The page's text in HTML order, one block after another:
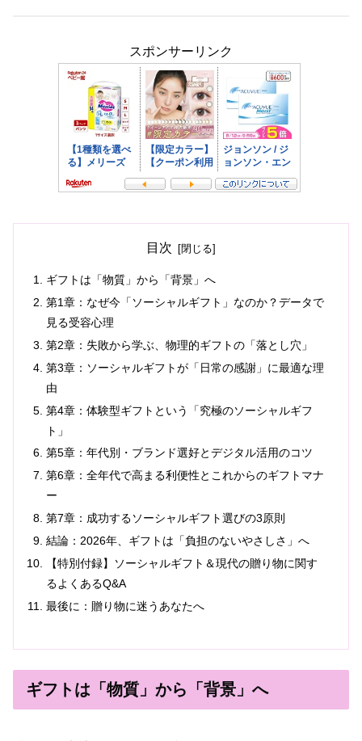
スポンサーリンク
目次
ギフトは「物質」から「背景」へ
第1章：なぜ今「ソーシャルギフト」なのか？データで
見る受容心理
第2章：失敗から学ぶ、物理的ギフトの「落とし穴」
第3章：ソーシャルギフトが「日常の感謝」に最適な理
由
第4章：体験型ギフトという「究極のソーシャルギフ
ト」
第5章：年代別・ブランド選好とデジタル活用のコツ
第6章：全年代で高まる利便性とこれからのギフトマナ
ー
第7章：成功するソーシャルギフト選びの3原則
結論：2026年、ギフトは「負担のないやさしさ」へ
【特別付録】ソーシャルギフト＆現代の贈り物に関す
るよくあるQ&A
最後に：贈り物に迷うあなたへ
ギフトは「物質」から「背景」へ